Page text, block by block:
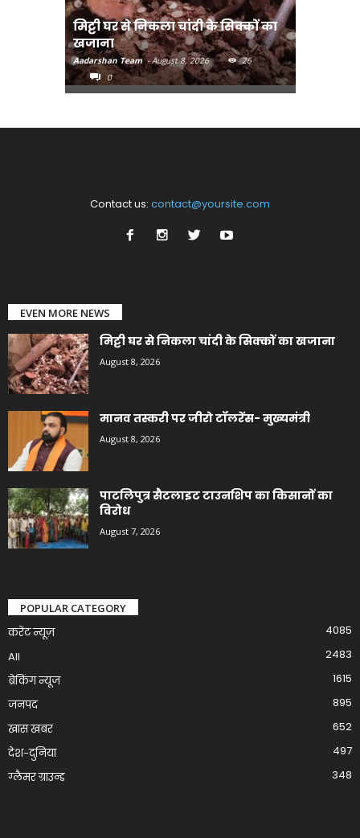
मिट्टी घर से निकला चांदी के सिक्कों का
खजाना
Aadarshan Team - August 8, 2026
26
0
Contact us: contact@yoursite.com
EVEN MORE NEWS
मिट्टी घर से निकला चांदी के सिक्कों का खजाना
August 8, 2026
मानव तस्करी पर जीरो टॉलरेंस- मुख्यमंत्री
August 8, 2026
पाटलिपुत्र सैटलाइट टाउनशिप का किसानों का
विरोध
August 7, 2026
POPULAR CATEGORY
करेंट न्यूज़
4085
All
2483
ब्रेकिंग न्यूज
1615
जनपद
895
खास खबर
652
देश-दुनिया
497
ग्लैमर ग्राउन्ड
348